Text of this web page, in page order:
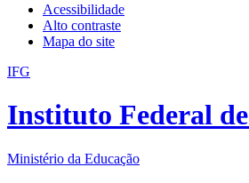
Acessibilidade
Alto contraste
Mapa do site
IFG
Instituto Federal
Ministério da Educação